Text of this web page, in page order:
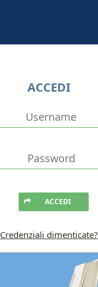
ACCEDI
ACCEDI
Credenziali dimenticate?